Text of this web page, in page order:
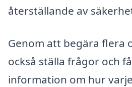
återställande av
Genom att begära flera
också ställa frågor och
information om hur